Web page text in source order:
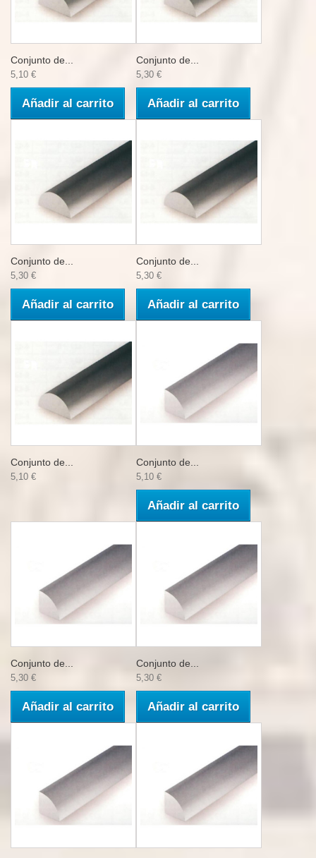
Conjunto de...
5,10 €
Añadir al carrito
Conjunto de...
5,30 €
Añadir al carrito
Conjunto de...
5,30 €
Añadir al carrito
Conjunto de...
5,30 €
Añadir al carrito
Conjunto de...
5,10 €
Conjunto de...
5,10 €
Añadir al carrito
Conjunto de...
5,30 €
Añadir al carrito
Conjunto de...
5,30 €
Añadir al carrito